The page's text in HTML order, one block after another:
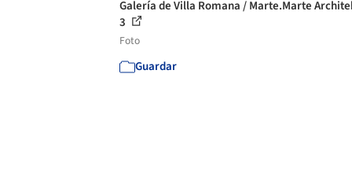
Galería de Villa Romana / Marte.Marte
3
Foto
Guardar